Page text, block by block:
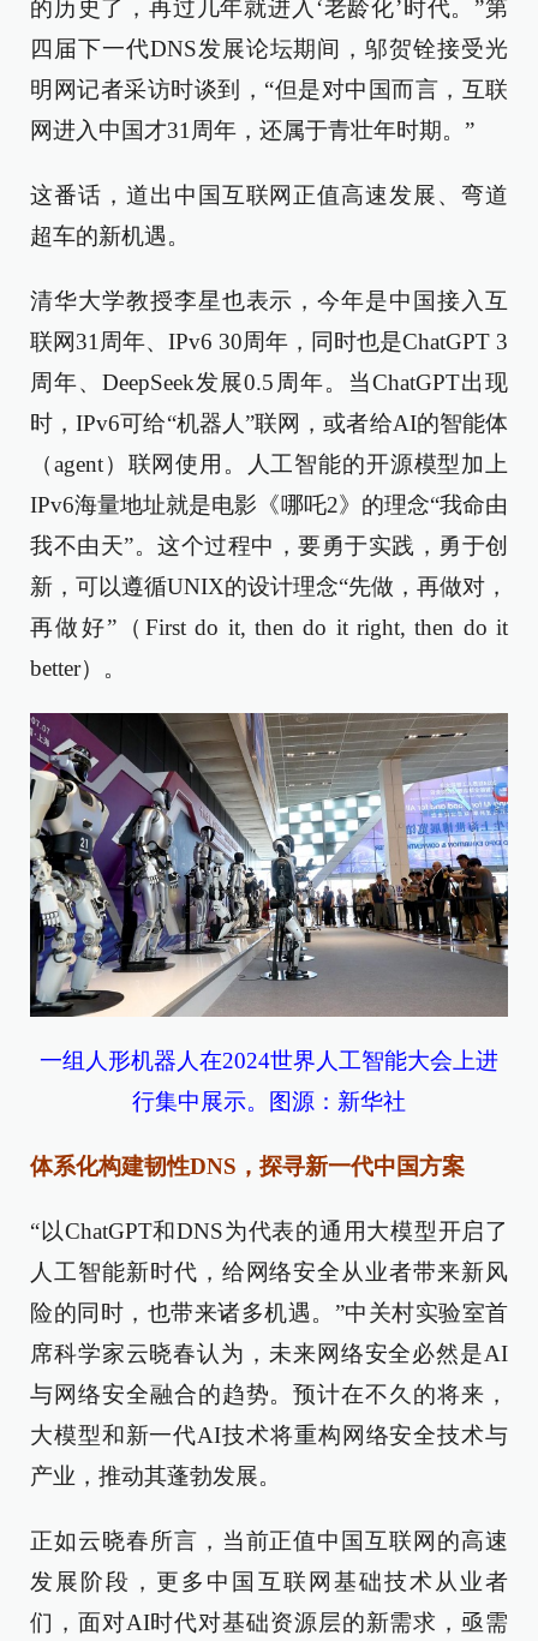
的历史了，再过几年就进入‘老龄化’时代。”第
四届下一代DNS发展论坛期间，邬贺铨接受光
明网记者采访时谈到，“但是对中国而言，互联
网进入中国才31周年，还属于青壮年时期。”
这番话，道出中国互联网正值高速发展、弯道
超车的新机遇。
清华大学教授李星也表示，今年是中国接入互
联网31周年、IPv6 30周年，同时也是ChatGPT 3
周年、DeepSeek发展0.5周年。当ChatGPT出现
时，IPv6可给“机器人”联网，或者给AI的智能体
（agent）联网使用。人工智能的开源模型加上
IPv6海量地址就是电影《哪吒2》的理念“我命由
我不由天”。这个过程中，要勇于实践，勇于创
新，可以遵循UNIX的设计理念“先做，再做对，
再做好”（First do it, then do it right, then do it
better）。
一组人形机器人在2024世界人工智能大会上进
行集中展示。图源：新华社
体系化构建韧性DNS，探寻新一代中国方案
“以ChatGPT和DNS为代表的通用大模型开启了
人工智能新时代，给网络安全从业者带来新风
险的同时，也带来诸多机遇。”中关村实验室首
席科学家云晓春认为，未来网络安全必然是AI
与网络安全融合的趋势。预计在不久的将来，
大模型和新一代AI技术将重构网络安全技术与
产业，推动其蓬勃发展。
正如云晓春所言，当前正值中国互联网的高速
发展阶段，更多中国互联网基础技术从业者
们，面对AI时代对基础资源层的新需求，亟需